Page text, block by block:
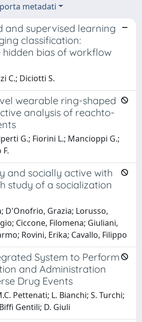
metadati
and supervised learning
classification:
hidden bias of workflow
C.; Diciotti S.
wearable ring-shaped
analysis of reachto-
G.; Fiorini L.; Mancioppi G.;
and socially active with
study of a socialization
D'Onofrio, Grazia; Lorusso,
Ciccone, Filomena; Giuliani,
Rovini, Erika; Cavallo, Filippo
System to Perform
and Administration
Drug Events
Pettenati; L. Bianchi; S. Turchi;
Gentili; D. Giuli